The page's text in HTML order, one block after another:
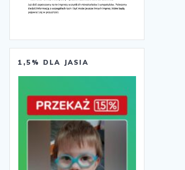
1,5% DLA JASIA